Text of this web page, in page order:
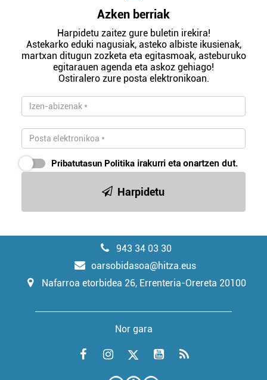
Azken berriak
Harpidetu zaitez gure buletin irekira!
Astekarko eduki nagusiak, asteko albiste ikusienak,
martxan ditugun zozketa eta egitasmoak, asteburuko
egitarauen agenda eta askoz gehiago!
Ostiralero zure posta elektronikoan.
Pribatutasun Politika irakurri eta onartzen dut.
Harpidetu
943 34 03 30
oarsobidasoa@hitza.eus
Nafarroa etorbidea 26, Errenteria-Orereta 20100
Nor gara